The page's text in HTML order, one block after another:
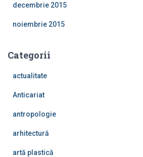
decembrie 2015
noiembrie 2015
Categorii
actualitate
Anticariat
antropologie
arhitectură
artă plastică